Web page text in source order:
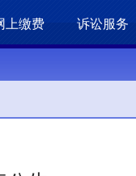
上缴费 诉讼服务